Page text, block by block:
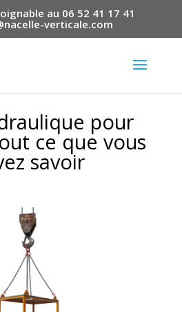
au 06 52 41 17 41
verticale.com
pour
ce que vous
savoir